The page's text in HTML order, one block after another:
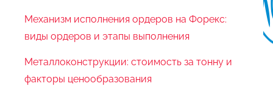
Механизм исполнения ордеров на Форекс:
виды ордеров и этапы выполнения
Металлоконструкции: стоимость за тонну и
факторы ценообразования